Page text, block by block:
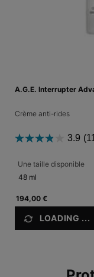
A.G.E. Interrupter
Crème anti-rides
3.9
Une taille disponible
48 ml
194,00 €
LOADING ...